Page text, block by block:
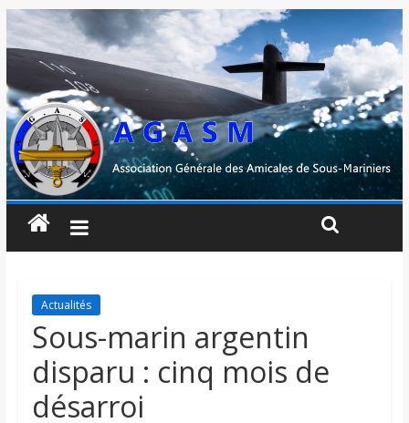
Actualités
Sous-marin argentin
disparu : cinq mois de
désarroi